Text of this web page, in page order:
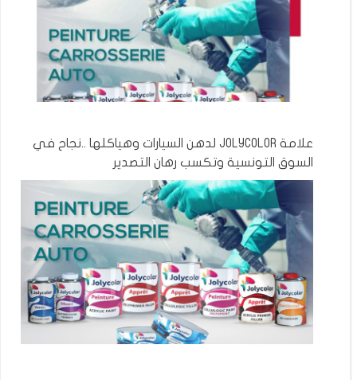
علامة JOLYCOLOR لدهن السيارات وهياكلها ..نجاح في
السوق التونسية وتكسب رهان التصدير